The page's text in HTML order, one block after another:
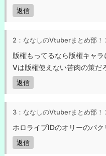
返信
2：ななしのVtuberまとめ部！
版権もってるなら版権キャラ
Vは版権使えない苦肉の策だ
返信
3：ななしのVtuberまとめ部！
ホロライブIDのオリーのパ
返信